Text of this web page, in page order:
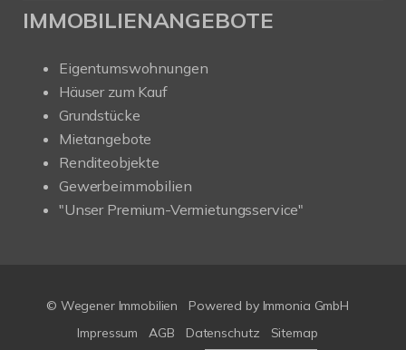
IMMOBILIENANGEBOTE
Eigentumswohnungen
Häuser zum Kauf
Grundstücke
Mietangebote
Renditeobjekte
Gewerbeimmobilien
"Unser Premium-Vermietungsservice"
© Wegener Immobilien Powered by Immonia GmbH
Impressum
AGB Datenschutz
Sitemap